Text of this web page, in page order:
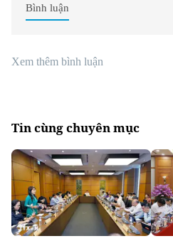
Bình luận
Xem thêm bình luận
Tin cùng chuyên mục